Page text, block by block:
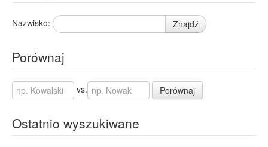
Nazwisko: Znajdź
Porównaj
vs. Porównaj
Ostatnio wyszukiwane